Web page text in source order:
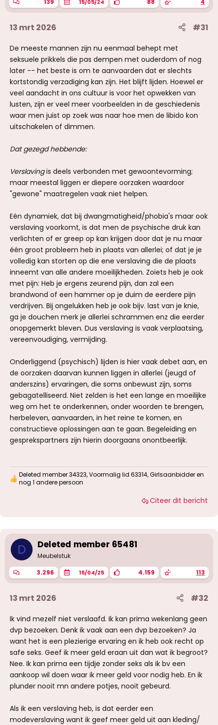
139 15/05/24 88 4
13 mrt 2026 #31
De meeste mannen zijn nu eenmaal behept met
seksuele prikkels die pas dempen met ouderdom of nog
later -- het beste is om te aanvaarden dat er slechts
kortstondig verzadiging kan zijn. Het blijft lijden. Hoewel er
veel aandacht in ons cultuur is voor het opwekken van
lusten, zijn er veel meer voorbeelden in de geschiedenis
waar men juist op zoek was naar hoe men de libido kon
uitschakelen of dimmen.
Dat gezegd hebbende:
Verslavingis deels verbonden met gewoontevorming;
maar meestal liggen er diepere oorzaken waardoor
"gewone" maatregelen vaak niet helpen.
Eén dynamiek, dat bij dwangmatigheid/phobia's maar ook
verslaving voorkomt, is dat men de psychische druk kan
verlichten of er greep op kan krijgen door dat je nu maar
één groot probleem heb in plaats van allerlei; of dat je je
volledig kan storten op die ene verslaving die de plaats
inneemt van alle andere moeilijkheden. Zoiets heb je ook
met pijn: Heb je ergens zeurend pijn, dan zal een
brandwond of een hammer op je duim de eerdere pijn
verdrijven. Bij ongelukken heb je ook bijv. last van je knie,
ga je douchen merk je allerlei schrammen enz die eerder
onopgemerkt bleven. Dus verslaving is vaak verplaatsing,
vereenvoudiging, vermijding.
Onderliggend (psychisch) lijden is hier vaak debet aan, en
de oorzaken daarvan kunnen liggen in allerlei (jeugd of
anderszins) ervaringen, die soms onbewust zijn, soms
gebagatelliseerd. Niet zelden is het een lange en moeilijke
weg om het te onderkennen, onder woorden te brengen,
herbeleven, aanvaarden, in het reine te komen, en
constructieve oplossingen aan te gaan. Begeleiding en
gesprekspartners zijn hierin doorgaans onontbeerlijk.
W
n
g
n
:
Deleted member 34323,Voormalig lid 63314,Girlsaanbidderen
nog 1 andere persoon
Citeer dit bericht
D Deleted member 65481
Meubelstuk
3.296 15/04/25 4.159 113
13 mrt 2026 #32
Ik vind mezelf niet verslaafd. Ik kan prima wekenlang geen
dvp bezoeken. Denk ik vaak aan een dvp bezoeken? Ja
want het is een plezierige ervaring en ik heb ook recht op
safe seks. Geef ik meer geld eraan uit dan wat ik begroot?
Nee. Ik kan prima een tijdje zonder seks als ik bv een
aankoop wil doen waar ik meer geld voor nodig heb. En ik
plunder nooit mn andere potjes, nooit gebeurd.
Als ik een verslaving heb, is dat eerder een
modeverslaving want ik geef meer geld uit aan kleding/